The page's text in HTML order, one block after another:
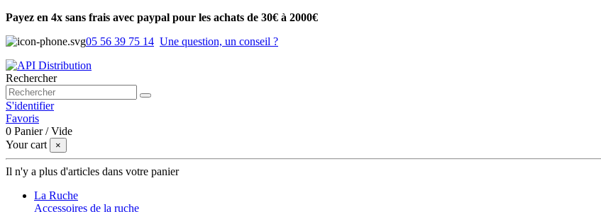
Payez en 4x sans frais avec paypal pour les achats de 30€ à 2000€
05 56 39 75 14 Une question, un conseil ?
Rechercher
S'identifier
Favoris
0 Panier /Vide
Your cart
×
Il n'y a plus d'articles dans votre panier
La Ruche
Accessoires de la ruche